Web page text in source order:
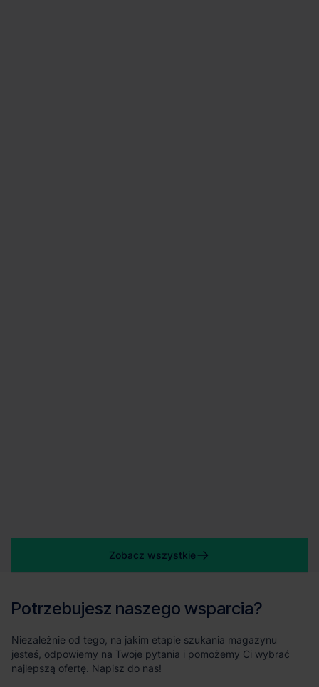
Zobacz wszystkie
Potrzebujesz naszego wsparcia?
Niezależnie od tego, na jakim etapie szukania magazynu
jesteś, odpowiemy na Twoje pytania i pomożemy Ci wybrać
najlepszą ofertę. Napisz do nas!